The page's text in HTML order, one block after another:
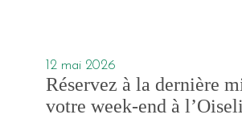
12 mai 2026
Réservez à la dernière
votre week-end à